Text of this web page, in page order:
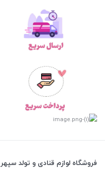
فروشگاه لوازم قنادی و تولد سپهر